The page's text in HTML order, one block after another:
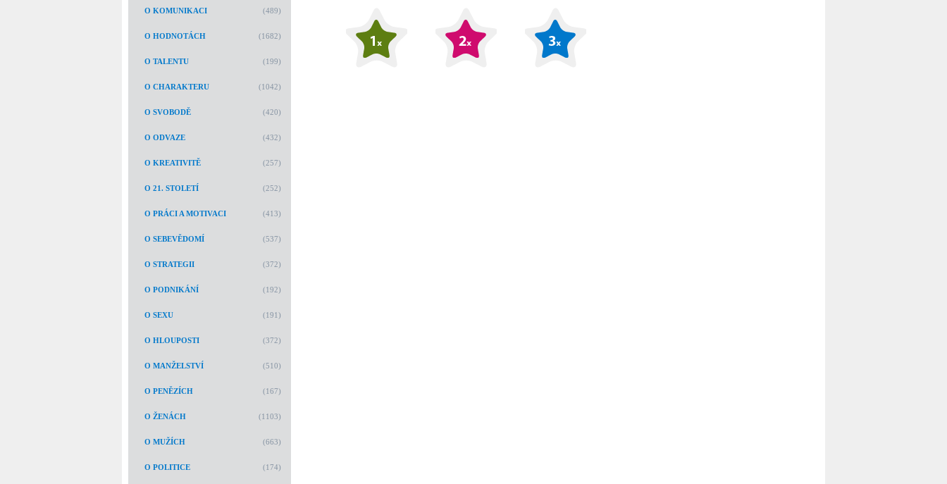
O KOMUNIKACI (489)
O HODNOTÁCH (1682)
O TALENTU (199)
O CHARAKTERU (1042)
O SVOBODĚ (420)
O ODVAZE (432)
O KREATIVITĚ (257)
O 21. STOLETÍ (252)
O PRÁCI A MOTIVACI (413)
O SEBEVĚDOMÍ (537)
O STRATEGII (372)
O PODNIKÁNÍ (192)
O SEXU (191)
O HLOUPOSTI (372)
O MANŽELSTVÍ (510)
O PENĚZÍCH (167)
O ŽENÁCH (1103)
O MUŽÍCH (663)
O POLITICE (174)